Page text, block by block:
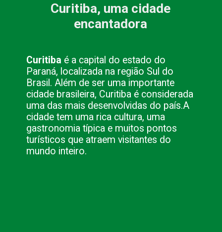
Curitiba, uma cidade
encantadora
Curitiba é a capital do estado do
Paraná, localizada na região Sul do
Brasil. Além de ser uma importante
cidade brasileira, Curitiba é considerada
uma das mais desenvolvidas do país.A
cidade tem uma rica cultura, uma
gastronomia típica e muitos pontos
turísticos que atraem visitantes do
mundo inteiro.